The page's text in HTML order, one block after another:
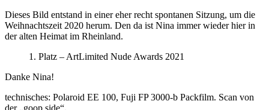
Dieses Bild entstand in einer eher recht spontanen Sitzung, um die
Weihnachtszeit 2020 herum. Den da ist Nina immer wieder hier in
der alten Heimat im Rheinland.
1. Platz – ArtLimited Nude Awards 2021
Danke Nina!
technisches: Polaroid EE 100, Fuji FP 3000-b Packfilm. Scan von
der „goop side“.